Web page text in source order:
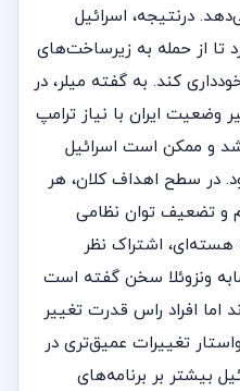
درنتیجه، اسرائیل
از حمله به زیرساخت‌های
کند. به گفته میلر، در
وضعیت ایران با نیاز ترامپ
شد و ممکن است اسرائیل
در سطح اهداف کلان، هر
و تضعیف توان نظامی
هسته‌ای، اشتراک نظر
ونزوئلا سخن گفته است
افراد راس قدرت تغییر
تغییرات عمیق‌تری در
بیشتر بر برنامه‌های